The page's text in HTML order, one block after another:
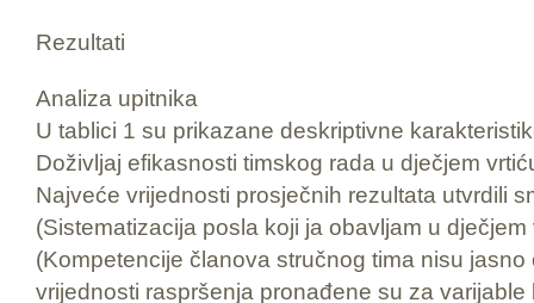
Rezultati
Analiza upitnika
U tablici 1 su prikazane deskriptivne
Doživljaj efikasnosti timskog rada u dječjem
Najveće vrijednosti prosječnih rezultata utvrdili
(Sistematizacija posla koji ja obavljam u
(Kompetencije članova stručnog tima nisu
vrijednosti raspršenja pronađene su za varijable